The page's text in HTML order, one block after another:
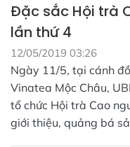
Đặc sắc Hội trà
lần thứ 4
12/05/2019 03:26
Ngày 11/5, tại cánh
Vinatea Mộc Châu,
tổ chức Hội trà Cao
giới thiệu, quảng bá